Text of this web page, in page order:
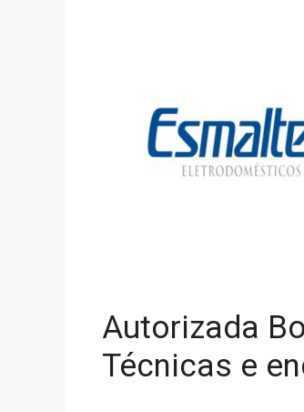
Autorizada
Técnicas e